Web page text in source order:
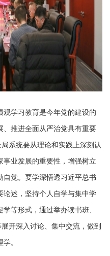
学习教育是今年党的建设的
、推进全面从严治党具有重要
系统要从理论和实践上深刻认
业发展的重要性，增强树立
觉。要学深悟透习近平总书
论述，坚持个人自学与集中学
等形式，通过举办读书班、
开深入讨论、集中交流，做到
。